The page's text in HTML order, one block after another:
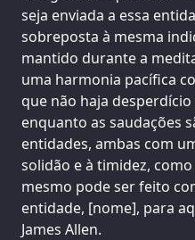
seja enviada a essa
sobreposta à mesma
mantido durante a
uma harmonia pacífica
que não haja
enquanto as saudações
entidades, ambas com
solidão e à timidez,
mesmo pode ser feito
entidade, [nome], para
James Allen.